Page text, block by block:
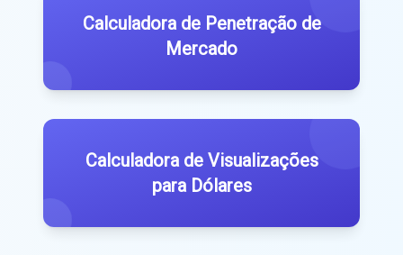
Calculadora de Penetração de
Mercado
Calculadora de Visualizações
para Dólares